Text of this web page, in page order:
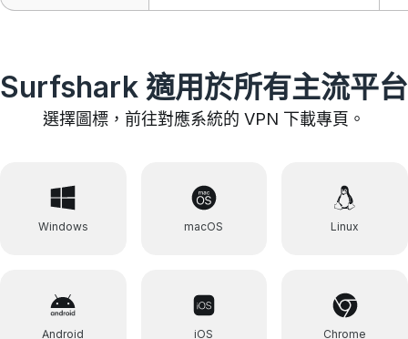
Surfshark 適用於所有主流平台
選擇圖標，前往對應系統的 VPN 下載專頁。
Windows macOS Linux
Android iOS Chrome